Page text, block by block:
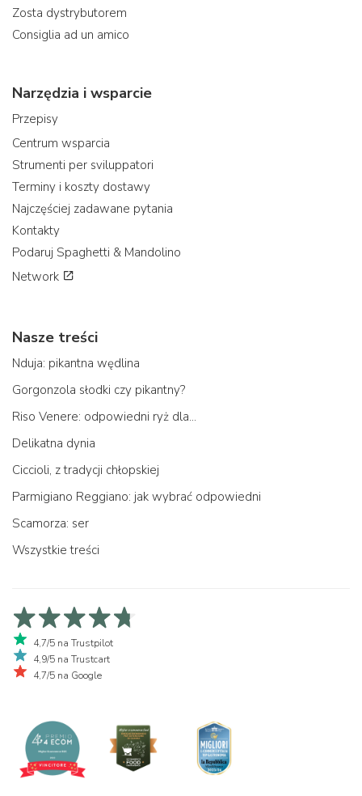
Zosta dystrybutorem
Consiglia ad un amico
Narzędzia i wsparcie
Przepisy
Centrum wsparcia
Strumenti per sviluppatori
Terminy i koszty dostawy
Najczęściej zadawane pytania
Kontakty
Podaruj Spaghetti & Mandolino
Network
Nasze treści
Nduja: pikantna wędlina
Gorgonzola słodki czy pikantny?
Riso Venere: odpowiedni ryż dla...
Delikatna dynia
Ciccioli, z tradycji chłopskiej
Parmigiano Reggiano: jak wybrać odpowiedni
Scamorza: ser
Wszystkie treści
4,7/5 na Trustpilot
4,9/5 na Trustcart
4,7/5 na Google